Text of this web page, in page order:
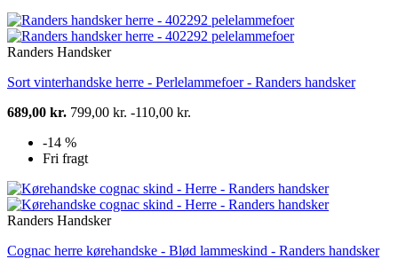
Randers Handsker
Sort vinterhandske herre - Perlelammefoer - Randers handsker
689,00 kr. 799,00 kr. -110,00 kr.
-14 %
Fri fragt
Randers Handsker
Cognac herre kørehandske - Blød lammeskind - Randers handsker